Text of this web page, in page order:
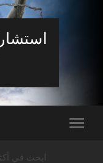
ابحث في أكثر من 50 مليون